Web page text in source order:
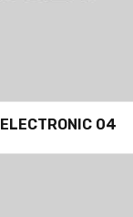
ELECTRONIC 04